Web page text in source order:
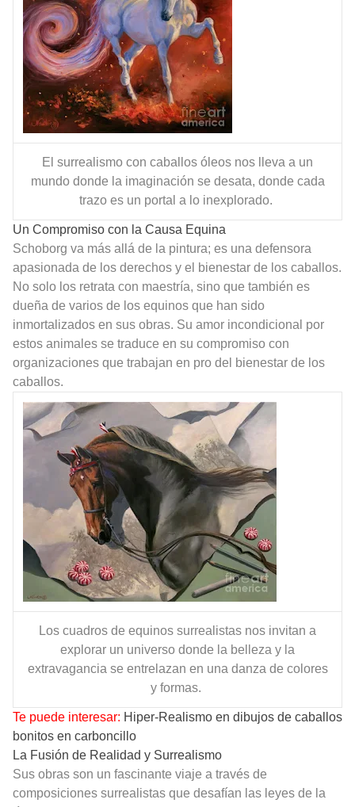
El surrealismo con caballos óleos nos lleva a un
mundo donde la imaginación se desata, donde cada
trazo es un portal a lo inexplorado.
Un Compromiso con la Causa Equina
Schoborg va más allá de la pintura; es una defensora
apasionada de los derechos y el bienestar de los caballos.
No solo los retrata con maestría, sino que también es
dueña de varios de los equinos que han sido
inmortalizados en sus obras. Su amor incondicional por
estos animales se traduce en su compromiso con
organizaciones que trabajan en pro del bienestar de los
caballos.
Los cuadros de equinos surrealistas nos invitan a
explorar un universo donde la belleza y la
extravagancia se entrelazan en una danza de colores
y formas.
Te puede interesar: Hiper-Realismo en dibujos de caballos
bonitos en carboncillo
La Fusión de Realidad y Surrealismo
Sus obras son un fascinante viaje a través de
composiciones surrealistas que desafían las leyes de la